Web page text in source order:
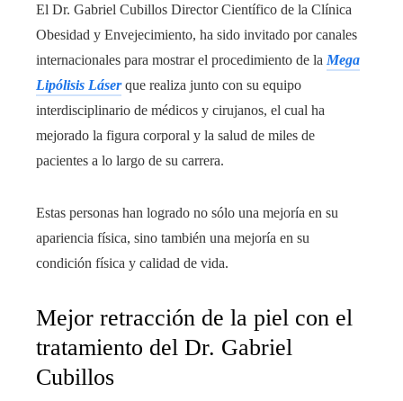
El Dr. Gabriel Cubillos Director Científico de la Clínica
Obesidad y Envejecimiento, ha sido invitado por canales
internacionales para mostrar el procedimiento de la Mega
Lipólisis Láserque realiza junto con su equipo
interdisciplinario de médicos y cirujanos, el cual ha
mejorado la figura corporal y la salud de miles de
pacientes a lo largo de su carrera.
Estas personas han logrado no sólo una mejoría en su
apariencia física, sino también una mejoría en su
condición física y calidad de vida.
Mejor retracción de la piel con el
tratamiento del Dr. Gabriel
Cubillos